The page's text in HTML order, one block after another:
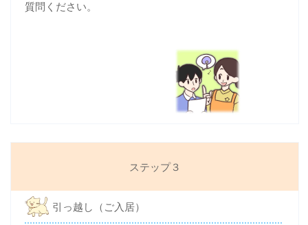
質問ください。
ステップ３
引っ越し（ご入居）